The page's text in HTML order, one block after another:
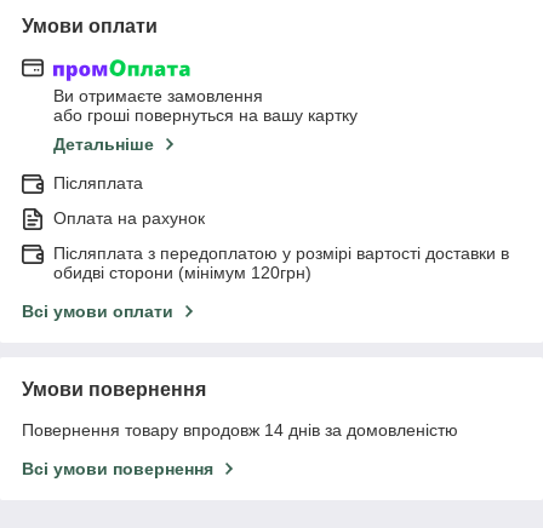
Умови оплати
Ви отримаєте замовлення
або гроші повернуться на вашу картку
Детальніше
Післяплата
Оплата на рахунок
Післяплата з передоплатою у розмірі вартості доставки в
обидві сторони (мінімум 120грн)
Всі умови оплати
Умови повернення
Повернення товару впродовж 14 днів за домовленістю
Всі умови повернення